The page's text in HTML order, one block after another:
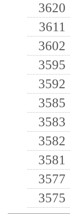
3620
3611
3602
3595
3592
3585
3583
3582
3581
3577
3575